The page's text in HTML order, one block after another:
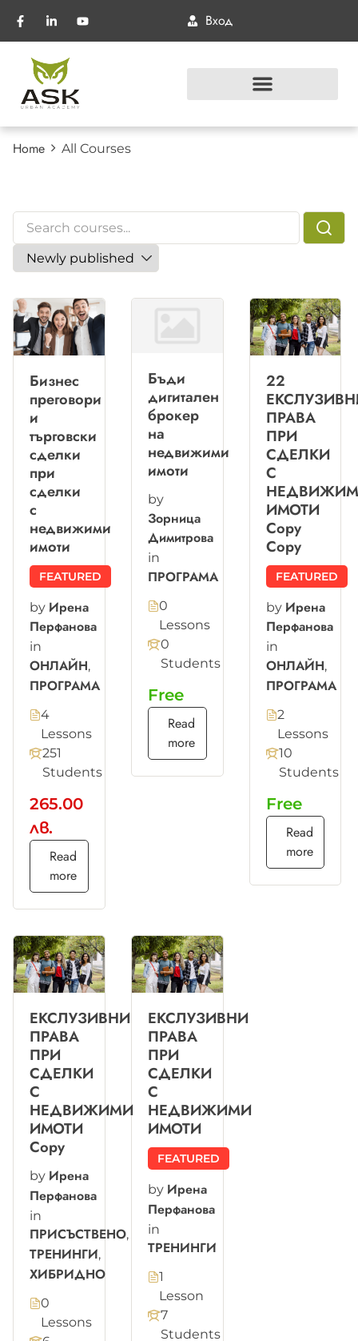
Вход
Home All Courses
Бизнес
преговори
и
търговски
сделки
при
сделки
с
недвижими
имоти
FEATURED
by Ирена
Перфанова
in
ОНЛАЙН,
ПРОГРАМА
4
Lessons
251
Students
265.00
лв.
Read
more
Бъди
дигитален
брокер
на
недвижими
имоти
by
Зорница
Димитрова
in
ПРОГРАМА
0
Lessons
0
Students
Free
Read
more
22
ПРАВА
ПРИ
СДЕЛКИ
С
ИМОТИ
Copy
Copy
FEATURED
by Ирена
Перфанова
in
ОНЛАЙН,
ПРОГРАМА
2
Lessons
10
Students
Free
Read
more
ЕКСЛУЗИВНИ
ПРАВА
ПРИ
СДЕЛКИ
С
НЕДВИЖИМИ
ИМОТИ
Copy
by Ирена
Перфанова
in
ПРИСЪСТВЕНО,
ТРЕНИНГИ,
ХИБРИДНО
0
Lessons
ЕКСЛУЗИВНИ
ПРАВА
ПРИ
СДЕЛКИ
С
НЕДВИЖИМИ
ИМОТИ
FEATURED
by Ирена
Перфанова
in
ТРЕНИНГИ
1
Lesson
7
Students